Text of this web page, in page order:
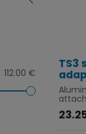
112.00 €
TS3